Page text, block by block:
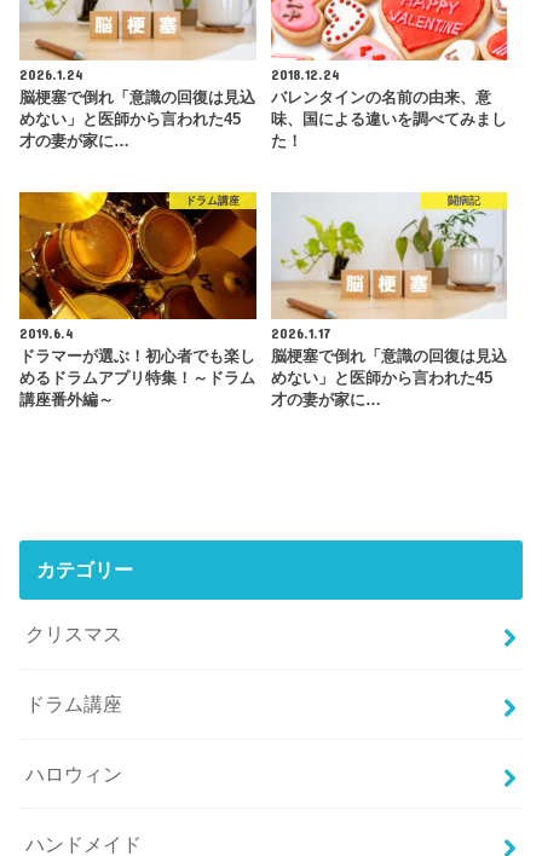
2026.1.24
脳梗塞で倒れ「意識の回復は見込
めない」と医師から言われた45
才の妻が家に…
2018.12.24
バレンタインの名前の由来、意
味、国による違いを調べてみまし
た！
ドラム講座
2019.6.4
ドラマーが選ぶ！初心者でも楽し
めるドラムアプリ特集！～ドラム
講座番外編～
闘病記
2026.1.17
脳梗塞で倒れ「意識の回復は見込
めない」と医師から言われた45
才の妻が家に…
カテゴリー
クリスマス
ドラム講座
ハロウィン
ハンドメイド